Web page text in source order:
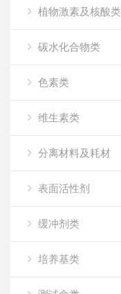
植物激素及核酸类
碳水化合物类
色素类
维生素类
分离材料及耗材
表面活性剂
缓冲剂类
培养基类